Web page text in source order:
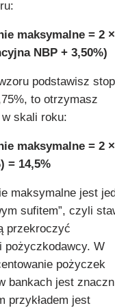
maksymalne = 2 ×
NBP + 3,50%)
podstawisz
to otrzymasz
w skali roku:
maksymalne = 2 ×
= 14,5%
maksymalne jest
sufitem”, czyli
przekroczyć
pożyczkodawcy. W
pożyczek
bankach jest
przykładem jest